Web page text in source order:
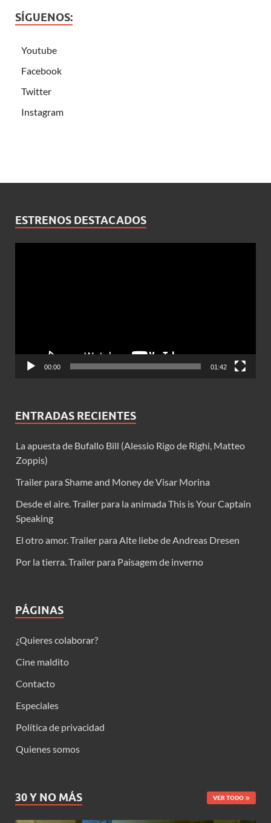
SÍGUENOS:
Youtube
Facebook
Twitter
Instagram
ESTRENOS DESTACADOS
00:00 01:42
ENTRADAS RECIENTES
La apuesta de Bufallo Bill (Alessio Rigo de Righi, Matteo
Zoppis)
Trailer para Shame and Money de Visar Morina
Desde el aire. Trailer para la animada This is Your Captain
Speaking
El otro amor. Trailer para Alte liebe de Andreas Dresen
Por la tierra. Trailer para Paisagem de inverno
PÁGINAS
¿Quieres colaborar?
Cine maldito
Contacto
Especiales
Política de privacidad
Quienes somos
30 Y NO MÁS VER TODO